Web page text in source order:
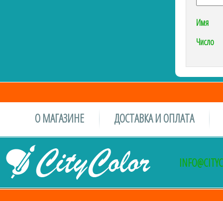
Имя
Число
О МАГАЗИНЕ ДОСТАВКА И ОПЛАТА